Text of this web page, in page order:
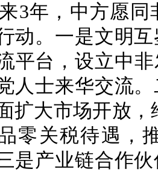
3年，中方愿
动。一是文明
平台，设立中
人士来华交流
扩大市场开放，
零关税待遇，
是产业链合作